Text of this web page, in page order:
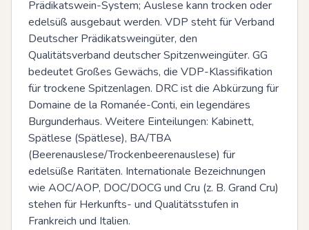
Prädikatswein-System; Auslese kann trocken oder
edelsüß ausgebaut werden. VDP steht für Verband
Deutscher Prädikatsweingüter, den
Qualitätsverband deutscher Spitzenweingüter. GG
bedeutet Großes Gewächs, die VDP-Klassifikation
für trockene Spitzenlagen. DRC ist die Abkürzung für
Domaine de la Romanée-Conti, ein legendäres
Burgunderhaus. Weitere Einteilungen: Kabinett,
Spätlese (Spätlese), BA/TBA
(Beerenauslese/Trockenbeerenauslese) für
edelsüße Raritäten. Internationale Bezeichnungen
wie AOC/AOP, DOC/DOCG und Cru (z. B. Grand Cru)
stehen für Herkunfts- und Qualitätsstufen in
Frankreich und Italien.